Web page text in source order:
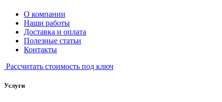
О компании
Наши работы
Доставка и оплата
Полезные статьи
Контакты
Рассчитать стоимость под ключ
Услуги